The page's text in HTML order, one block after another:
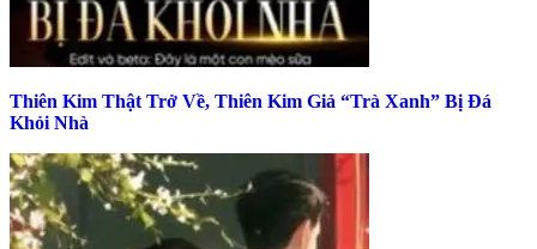
Thiên Kim Thật Trở Về, Thiên Kim Giả “Trà Xanh” Bị Đá
Khỏi Nhà